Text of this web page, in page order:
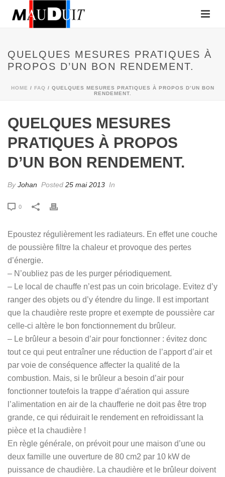
QUELQUES MESURES PRATIQUES À
PROPOS D’UN BON RENDEMENT.
HOME / FAQ / QUELQUES MESURES PRATIQUES À PROPOS D’UN BON
RENDEMENT.
QUELQUES MESURES
PRATIQUES À PROPOS
D’UN BON RENDEMENT.
ByJohan Posted 25 mai 2013 In
0
Epoustez régulièrement les radiateurs. En effet une couche
de poussière filtre la chaleur et provoque des pertes
d’énergie.
– N’oubliez pas de les purger périodiquement.
– Le local de chauffe n’est pas un coin bricolage. Evitez d’y
ranger des objets ou d’y étendre du linge. Il est important
que la chaudière reste propre et exempte de poussière car
celle-ci altère le bon fonctionnement du brûleur.
– Le brûleur a besoin d’air pour fonctionner : évitez donc
tout ce qui peut entraîner une réduction de l’apport d’air et
par voie de conséquence affecter la qualité de la
combustion. Mais, si le brûleur a besoin d’air pour
fonctionner toutefois la trappe d’aération qui assure
l’alimentation en air de la chaufferie ne doit pas être trop
grande, ce qui réduirait le rendement en refroidissant la
pièce et la chaudière !
En règle générale, on prévoit pour une maison d’une ou
deux famille une ouverture de 80 cm2 par 10 kW de
puissance de chaudière. La chaudière et le brûleur doivent